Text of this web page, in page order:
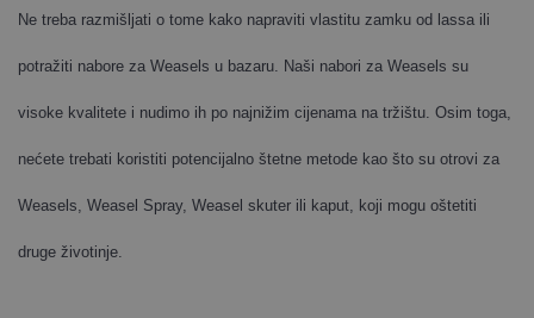
Ne treba razmišljati o tome kako napraviti vlastitu zamku od lassa ili
potražiti nabore za Weasels u bazaru. Naši nabori za Weasels su
visoke kvalitete i nudimo ih po najnižim cijenama na tržištu. Osim toga,
nećete trebati koristiti potencijalno štetne metode kao što su otrovi za
Weasels, Weasel Spray, Weasel skuter ili kaput, koji mogu oštetiti
druge životinje.